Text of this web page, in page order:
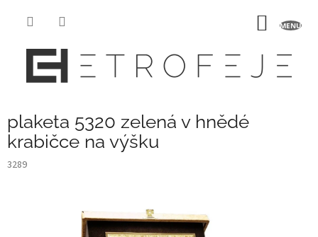
plaketa 5320 zelená v hnědé
krabičce na výšku
3289